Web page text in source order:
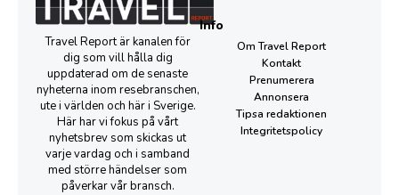
Travel Report är kanalen för
dig som vill hålla dig
uppdaterad om de senaste
nyheterna inom resebranschen,
ute i världen och här i Sverige.
Här har vi fokus på vårt
nyhetsbrev som skickas ut
varje vardag och i samband
med större händelser som
påverkar vår bransch.
Info
Om Travel Report
Kontakt
Prenumerera
Annonsera
Tipsa redaktionen
Integritetspolicy